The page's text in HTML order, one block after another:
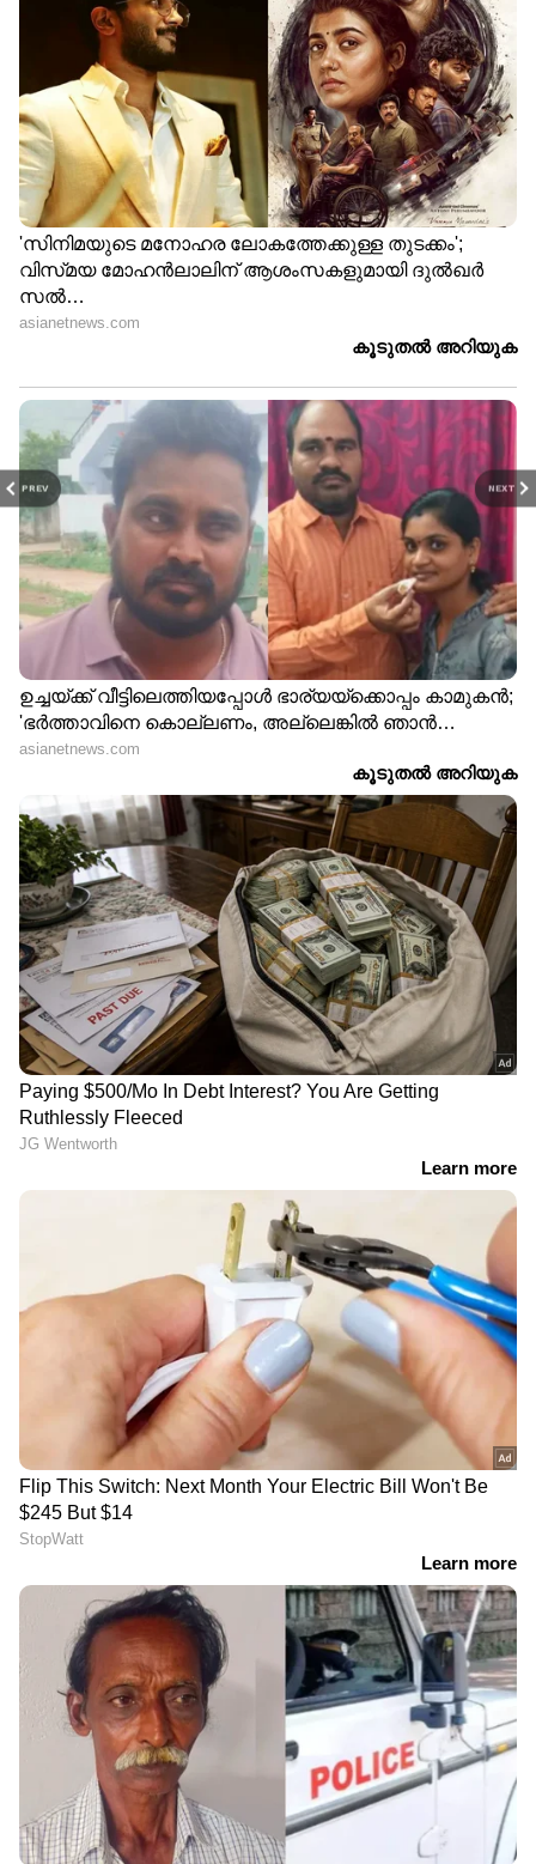
PREV NEXT
വാഹനമോടിച്ചു;ഇന്‍ഫ്ലുവന്‍സര്‍
ഹെലന്‍ ഓഫ് സ്പാര്‍ട്ടയുടെ
ലൈസന്‍സ് സസ്പെന്‍ഡ് ചെയ്തു
'ഇനിയൊരു ദുരന്തം വരുമ്പോൾ
നമ്മുക്ക് എന്തു ചെയ്യണമെന്ന്
പോലും അറിയാത്ത
സംവിധാനങ്ങളാണ് ഇവിടെയുള്ളത്'